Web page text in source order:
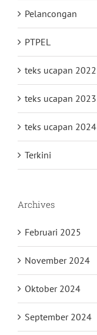
Pelancongan
PTPEL
teks ucapan 2022
teks ucapan 2023
teks ucapan 2024
Terkini
Archives
Februari 2025
November 2024
Oktober 2024
September 2024